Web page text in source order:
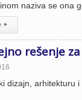
naziva se ona
▸
rešenje
dizajn, arhitekturu